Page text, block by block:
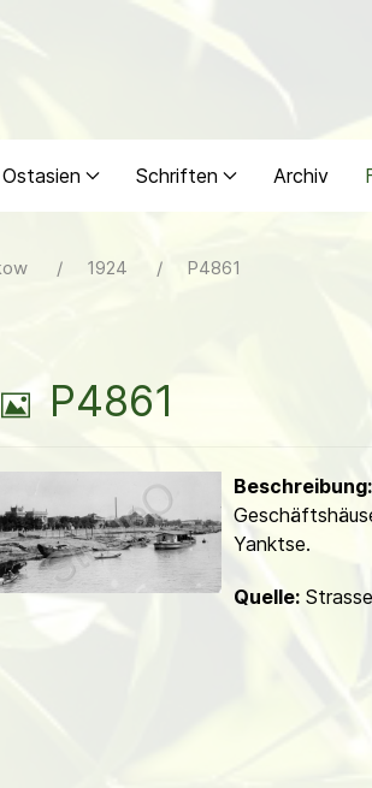
Schriften Archiv
1924 P4861
B
l
d
P4861
Beschreibung:
Yanktse.
Quelle: